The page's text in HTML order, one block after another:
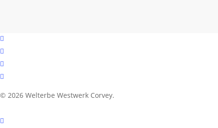
facebook
youtube
instagram
email
© 2026 Welterbe Westwerk Corvey.